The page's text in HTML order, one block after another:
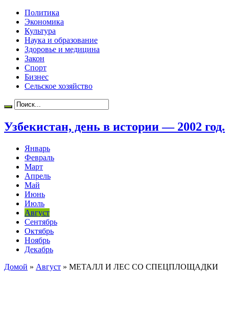
Политика
Экономика
Культура
Наука и образование
Здоровье и медицина
Закон
Спорт
Бизнес
Сельское хозяйство
Узбекистан, день в истории — 2002 год.
Январь
Февраль
Март
Апрель
Май
Июнь
Июль
Август
Сентябрь
Октябрь
Ноябрь
Декабрь
Домой » Август » МЕТАЛЛ И ЛЕС СО СПЕЦПЛОЩАДКИ